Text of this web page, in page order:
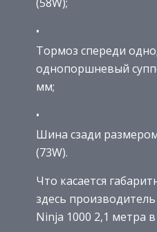
Тормоз спереди
однопоршневый
мм;
Шина сзади
(73W).
Что касается
здесь
Ninja 1000 2,1 метра